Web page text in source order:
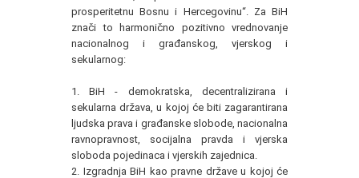
prosperitetnu Bosnu i Hercegovinu“. Za BiH
znači to harmonično pozitivno vrednovanje
nacionalnog i građanskog, vjerskog i
sekularnog:
1. BiH - demokratska, decentralizirana i
sekularna država, u kojoj će biti zagarantirana
ljudska prava i građanske slobode, nacionalna
ravnopravnost, socijalna pravda i vjerska
sloboda pojedinaca i vjerskih zajednica.
2. Izgradnja BiH kao pravne države u kojoj će